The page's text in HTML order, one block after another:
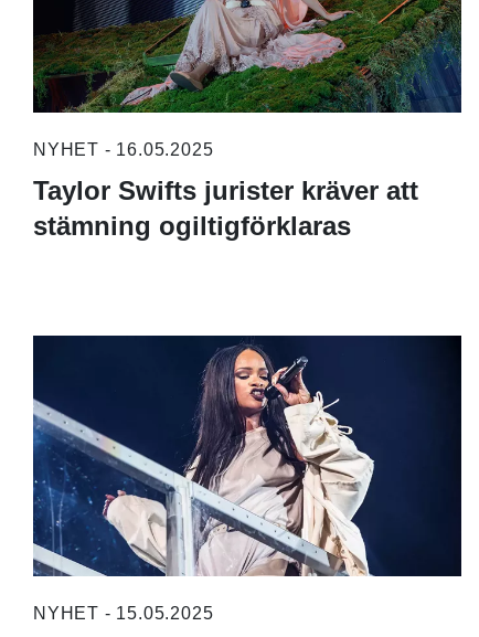
NYHET - 16.05.2025
Taylor Swifts jurister kräver att
stämning ogiltigförklaras
NYHET - 15.05.2025